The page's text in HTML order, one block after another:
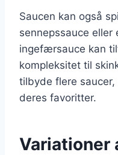
Saucen kan også
sennepssauce eller
ingefærsauce kan
kompleksitet til
tilbyde flere
deres favoritter.
Variationer